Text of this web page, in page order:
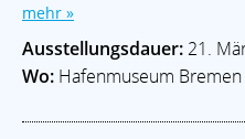
mehr »
Ausstellungsdauer:21.
Wo: Hafenmuseum